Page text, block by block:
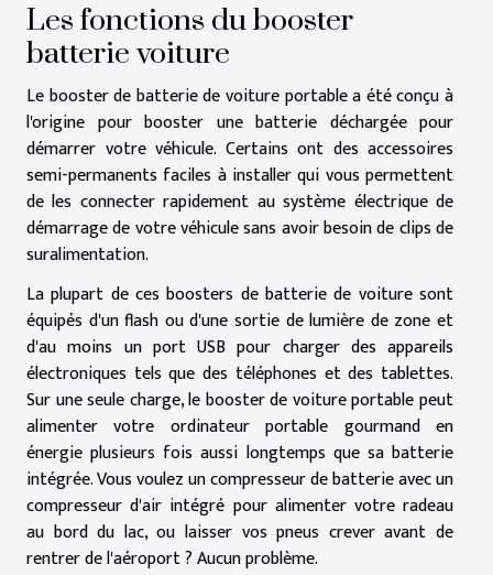
Les fonctions du booster
batterie voiture
Le booster de batterie de voiture portable a été conçu à
l'origine pour booster une batterie déchargée pour
démarrer votre véhicule. Certains ont des accessoires
semi-permanents faciles à installer qui vous permettent
de les connecter rapidement au système électrique de
démarrage de votre véhicule sans avoir besoin de clips de
suralimentation.
La plupart de ces boosters de batterie de voiture sont
équipés d'un flash ou d'une sortie de lumière de zone et
d'au moins un port USB pour charger des appareils
électroniques tels que des téléphones et des tablettes.
Sur une seule charge, le booster de voiture portable peut
alimenter votre ordinateur portable gourmand en
énergie plusieurs fois aussi longtemps que sa batterie
intégrée. Vous voulez un compresseur de batterie avec un
compresseur d'air intégré pour alimenter votre radeau
au bord du lac, ou laisser vos pneus crever avant de
rentrer de l'aéroport ? Aucun problème.